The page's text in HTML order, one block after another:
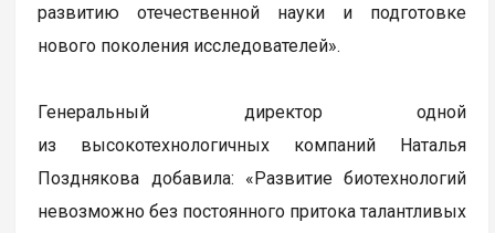
развитию отечественной науки и подготовке
нового поколения исследователей».
Генеральный директор одной
из высокотехнологичных компаний Наталья
Позднякова добавила: «Развитие биотехнологий
невозможно без постоянного притока талантливых